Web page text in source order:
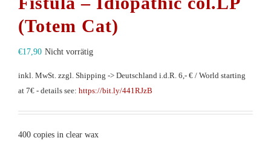
(Totem Cat)
€17,90 Nicht vorrätig
inkl. MwSt. zzgl. Shipping -> Deutschland i.d.R. 6,- € / World starting
at 7€ - details see: https://bit.ly/441RJzB
400 copies in clear wax